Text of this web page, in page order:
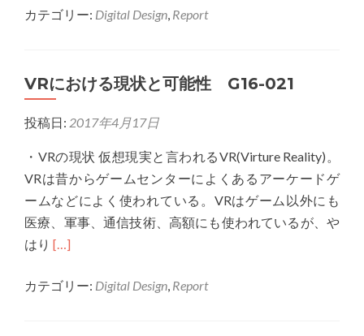
状
可
カテゴリー: Digital Design, Report
VRにおける現状と可能性 G16-021
投稿日: 2017年4月17日
・VRの現状 仮想現実と言われるVR(Virture Reality)。
VRは昔からゲームセンターによくあるアーケードゲ
ームなどによく使われている。VRはゲーム以外にも
医療、軍事、通信技術、高額にも使われているが、や
はり Read
about
[…]
カテゴリー: Digital Design, Report